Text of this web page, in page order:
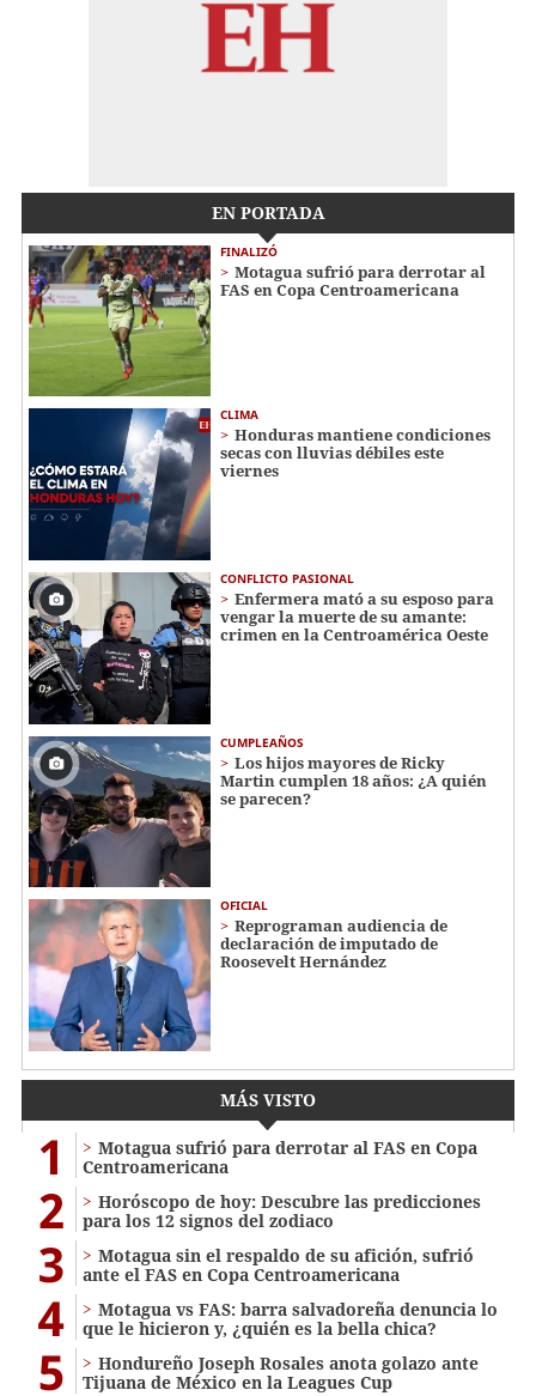
EN PORTADA
FINALIZÓ
Motagua sufrió para derrotar al
FAS en Copa Centroamericana
CLIMA
Honduras mantiene condiciones
secas con lluvias débiles este
viernes
CONFLICTO PASIONAL
Enfermera mató a su esposo para
vengar la muerte de su amante:
crimen en la Centroamérica Oeste
CUMPLEAÑOS
Los hijos mayores de Ricky
Martin cumplen 18 años: ¿A quién
se parecen?
OFICIAL
Reprograman audiencia de
declaración de imputado de
Roosevelt Hernández
MÁS VISTO
1
Motagua sufrió para derrotar al FAS en Copa
Centroamericana
2
Horóscopo de hoy: Descubre las predicciones
para los 12 signos del zodiaco
3
Motagua sin el respaldo de su afición, sufrió
ante el FAS en Copa Centroamericana
4
Motagua vs FAS: barra salvadoreña denuncia lo
que le hicieron y, ¿quién es la bella chica?
5
Hondureño Joseph Rosales anota golazo ante
Tijuana de México en la Leagues Cup